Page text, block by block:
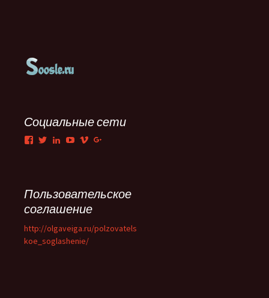
Социальные сети
Facebook
TwitterLinkedIn
YouTube
Vimeo
Пользовательское
соглашение
http://olgaveiga.ru/polzovatels
koe_soglashenie/